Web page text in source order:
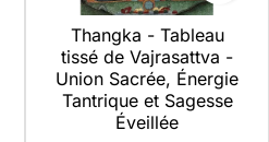
Thangka - Tableau
tissé de Vajrasattva -
Union Sacrée, Énergie
Tantrique et Sagesse
Éveillée